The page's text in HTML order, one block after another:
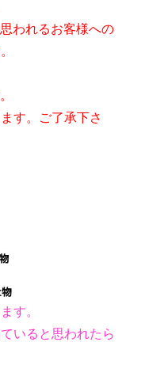
われるお客様への
す。ご了承下さ
す。
いると思われたら